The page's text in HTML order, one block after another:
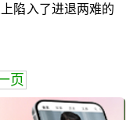
陷入了进退两难的
页